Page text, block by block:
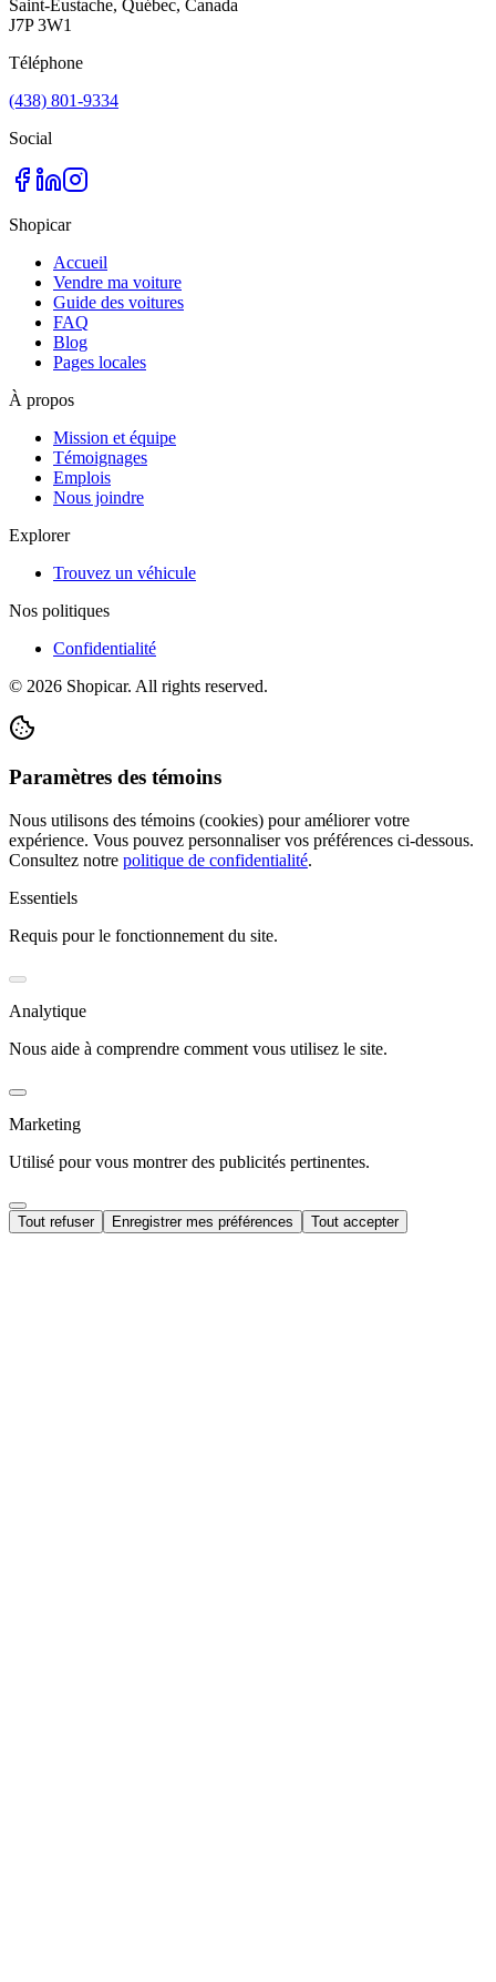
Saint-Eustache, Québec, Canada
J7P 3W1
Téléphone
(438) 801-9334
Social
Shopicar
Accueil
Vendre ma voiture
Guide des voitures
FAQ
Blog
Pages locales
À propos
Mission et équipe
Témoignages
Emplois
Nous joindre
Explorer
Trouvez un véhicule
Nos politiques
Confidentialité
© 2026 Shopicar. All rights reserved.
Paramètres des témoins
Nous utilisons des témoins (cookies) pour améliorer votre
expérience. Vous pouvez personnaliser vos préférences ci-dessous.
Consultez notre politique de confidentialité.
Essentiels
Requis pour le fonctionnement du site.
Analytique
Nous aide à comprendre comment vous utilisez le site.
Marketing
Utilisé pour vous montrer des publicités pertinentes.
Tout refuser Enregistrer mes préférences Tout accepter